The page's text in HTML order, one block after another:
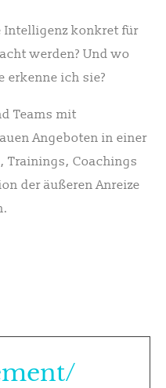
Intelligenz konkret für
werden? Und wo
erkenne ich sie?
Teams mit
Angeboten in einer
Trainings, Coachings
der äußeren Anreize